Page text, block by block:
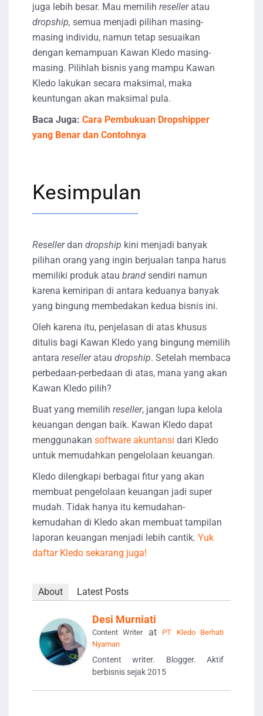
juga lebih besar. Mau memilih reseller atau
dropship, semua menjadi pilihan masing-
masing individu, namun tetap sesuaikan
dengan kemampuan Kawan Kledo masing-
masing. Pilihlah bisnis yang mampu Kawan
Kledo lakukan secara maksimal, maka
keuntungan akan maksimal pula.
Baca Juga: Cara Pembukuan Dropshipper
yang Benar dan Contohnya
Kesimpulan
Resellerdan dropship kini menjadi banyak
pilihan orang yang ingin berjualan tanpa harus
memiliki produk atau brand sendiri namun
karena kemiripan di antara keduanya banyak
yang bingung membedakan kedua bisnis ini.
Oleh karena itu, penjelasan di atas khusus
ditulis bagi Kawan Kledo yang bingung memilih
antara reseller atau dropship. Setelah membaca
perbedaan-perbedaan di atas, mana yang akan
Kawan Kledo pilih?
Buat yang memilih reseller, jangan lupa kelola
keuangan dengan baik. Kawan Kledo dapat
menggunakan software akuntansi dari Kledo
untuk memudahkan pengelolaan keuangan.
Kledo dilengkapi berbagai fitur yang akan
membuat pengelolaan keuangan jadi super
mudah. Tidak hanya itu kemudahan-
kemudahan di Kledo akan membuat tampilan
laporan keuangan menjadi lebih cantik. Yuk
daftar Kledo sekarang juga!
About Latest Posts
Desi Murniati
Content Writerat
PT Kledo Berhati
Nyaman
Content writer. Blogger. Aktif
berbisnis sejak 2015